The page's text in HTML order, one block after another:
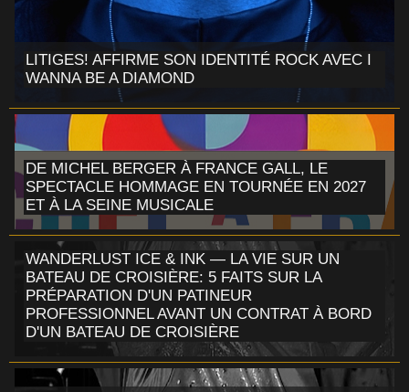
LITIGES! AFFIRME SON IDENTITÉ ROCK AVEC I
WANNA BE A DIAMOND
DE MICHEL BERGER À FRANCE GALL, LE
SPECTACLE HOMMAGE EN TOURNÉE EN 2027
ET À LA SEINE MUSICALE
WANDERLUST ICE & INK — LA VIE SUR UN
BATEAU DE CROISIÈRE: 5 FAITS SUR LA
PRÉPARATION D'UN PATINEUR
PROFESSIONNEL AVANT UN CONTRAT À BORD
D'UN BATEAU DE CROISIÈRE